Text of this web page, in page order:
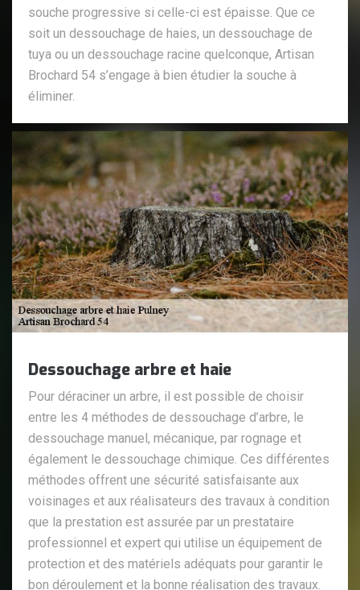
souche progressive si celle-ci est épaisse. Que ce
soit un dessouchage de haies, un dessouchage de
tuya ou un dessouchage racine quelconque, Artisan
Brochard 54 s’engage à bien étudier la souche à
éliminer.
Dessouchage arbre et haie
Pour déraciner un arbre, il est possible de choisir
entre les 4 méthodes de dessouchage d’arbre, le
dessouchage manuel, mécanique, par rognage et
également le dessouchage chimique. Ces différentes
méthodes offrent une sécurité satisfaisante aux
voisinages et aux réalisateurs des travaux à condition
que la prestation est assurée par un prestataire
professionnel et expert qui utilise un équipement de
protection et des matériels adéquats pour garantir le
bon déroulement et la bonne réalisation des travaux.